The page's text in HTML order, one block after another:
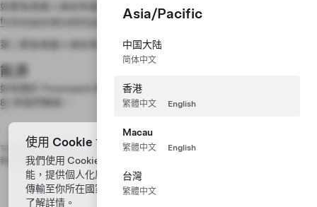
Asia/Pacific
中国大陆
简体中文
香港
繁體中文 English
Macau
繁體中文 English
台灣
繁體中文
如緊急救援人員如有疑問，請傳送電郵至
firstrespondersafety@tesla.com。
第二緊急救援人員如有道路救援服務的疑問，請聯絡
能源
如有關於 Powerpack 和 Megapack 方面的疑問，請致電
81
Tesla 致力確保本頁內容準確無誤，並及時發表新資訊。持續改進是 Tesla 的目標，
我們保留隨時修改部分或全部資料的權利，恕不另行通知。
使用 Cookie 協助我們改善網站
我們使用 Cookie 處理來自你裝置中的數據，以分析網站效
能，提供個人化廣告內容，並改善你的體驗。你同意將數據
傳輸至你所在國家/地區以外的國家/地區。查看
了解詳情。